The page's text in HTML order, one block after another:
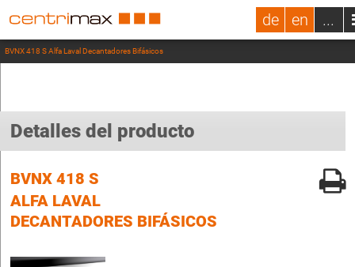
de en ...
BVNX 418 S Alfa Laval Decantadores Bifásicos
Detalles del producto
BVNX 418 S
ALFA LAVAL
DECANTADORES BIFÁSICOS